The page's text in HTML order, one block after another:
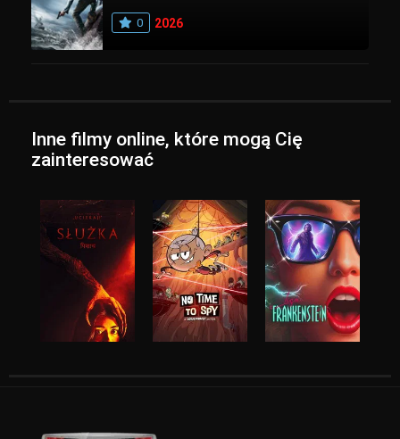
0 2026
Inne filmy online, które mogą Cię
zainteresować